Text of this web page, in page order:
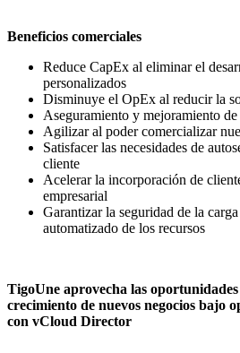
Beneficios comerciales
Reduce CapEx al eliminar el
personalizados
Disminuye el OpEx al reducir la
Aseguramiento y mejoramiento
Agilizar al poder comercializar
Satisfacer las necesidades de
cliente
Acelerar la incorporación de
empresarial
Garantizar la seguridad de la
automatizado de los recursos
TigoUne aprovecha las
crecimiento de nuevos negocios bajo
con vCloud Director